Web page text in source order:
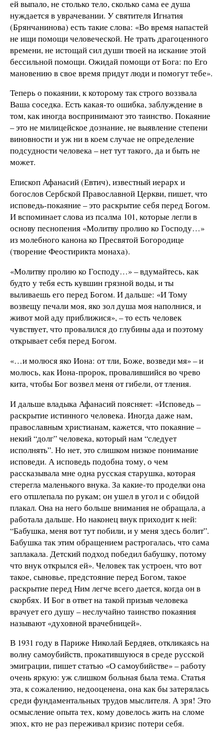
ей выпало, не столько тело, сколько сама ее душа
нуждается в уврачевании. У святителя Игнатия
(Брянчанинова) есть такие слова: «Во время напастей
не ищи помощи человеческой. Не трать драгоценного
времени, не истощай сил души твоей на искание этой
бессильной помощи. Ожидай помощи от Бога: по Его
мановению в свое время придут люди и помогут тебе».
Теперь о покаянии, к которому так строго воззвала
Ваша соседка. Есть какая-то ошибка, заблуждение в
том, как иногда воспринимают это таинство. Покаяние
– это не милицейское дознание, не выявление степени
виновности и уж ни в коем случае не определение
подсудности человека – нет тут такого, да и быть не
может.
Епископ Афанасий (Евтич), известный иерарх и
богослов Сербской Православной Церкви, пишет, что
исповедь-покаяние – это раскрытие себя перед Богом.
И вспоминает слова из псалма 101, которые легли в
основу песнопения «Молитву пролию ко Господу…»
из молебного канона ко Пресвятой Богородице
(творение Феостирикта монаха).
«Молитву пролию ко Господу…» – вдумайтесь, как
будто у тебя есть кувшин грязной воды, и ты
выливаешь его перед Богом. И дальше: «И Тому
возвещу печали моя, яко зол душа моя наполнися, и
живот мой аду приближися», – то есть человек
чувствует, что провалился до глубины ада и поэтому
открывает себя перед Богом.
«…и молюся яко Иона: от тли, Боже, возведи мя» – и
молюсь, как Иона-пророк, провалившийся во чрево
кита, чтобы Бог возвел меня от гибели, от тления.
И дальше владыка Афанасий поясняет: «Исповедь –
раскрытие истинного человека. Иногда даже нам,
православным христианам, кажется, что покаяние –
некий “долг” человека, который нам “следует
исполнять”. Но нет, это слишком низкое понимание
исповеди. А исповедь подобна тому, о чем
рассказывала мне одна русская старушка, которая
стерегла маленького внука. За какие-то проделки она
его отшлепала по рукам; он ушел в угол и с обидой
плакал. Она на него больше внимания не обращала, а
работала дальше. Но наконец внук приходит к ней:
“Бабушка, меня вот тут побили, и у меня здесь болит”.
Бабушка так этим обращением растрогалась, что сама
заплакала. Детский подход победил бабушку, потому
что внук открылся ей». Человек так устроен, что вот
такое, сыновье, предстояние перед Богом, такое
раскрытие перед Ним легче всего дается, когда он в
скорбях. И Бог в ответ на такой призыв человека
врачует его душу – неслучайно таинство покаяния
называют «духовной врачебницей».
В 1931 году в Париже Николай Бердяев, откликаясь на
волну самоубийств, прокатившуюся в среде русской
эмиграции, пишет статью «О самоубийстве» – работу
очень яркую: уж слишком больная была тема. Статья
эта, к сожалению, недооценена, она как бы затерялась
среди фундаментальных трудов мыслителя. А зря! Это
осмысление опыта тех, кому довелось жить на сломе
эпох, кто не раз переживал кризис потери себя.